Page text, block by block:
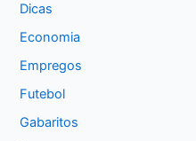
Dicas
Economia
Empregos
Futebol
Gabaritos